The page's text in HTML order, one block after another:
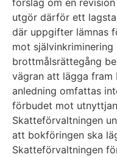
utgör därför ett
där uppgifter lämnas
mot
brottmålsrättegång
vägran att lägga fram
anledning omfattas
förbudet mot
Skatteförvaltningen
att bokföringen ska
Skatteförvaltningen